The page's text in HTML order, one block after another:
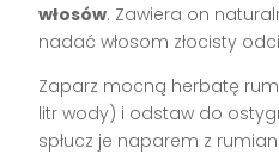
włosów. Zawiera on
nadać włosom złocisty
Zaparz mocną herbatę
litr wody) i odstaw do
spłucz je naparem z